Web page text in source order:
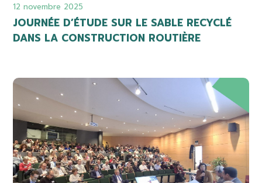
12 novembre 2025
JOURNÉE D’ÉTUDE SUR LE SABLE RECYCLÉ
DANS LA CONSTRUCTION ROUTIÈRE